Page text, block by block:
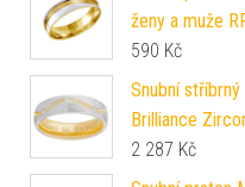
ženy a muže
590 Kč
Snubní
Brilliance
2 287 Kč